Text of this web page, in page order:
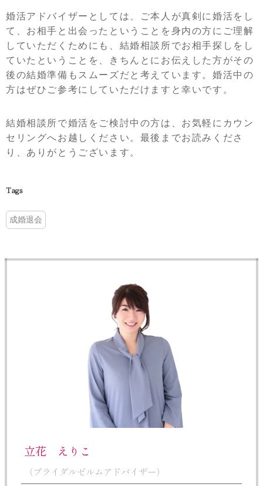
婚活アドバイザーとしては、ご本人が真剣に婚活をし
て、お相手と出会ったということを身内の方にご理解
していただくためにも、結婚相談所でお相手探しをし
ていたということを、きちんとにお伝えした方がその
後の結婚準備もスムーズだと考えています。婚活中の
方はぜひご参考にしていただけますと幸いです。
結婚相談所で婚活をご検討中の方は、お気軽にカウン
セリングへお越しください。最後までお読みくださ
り、ありがとうございます。
Tags
成婚退会
立花 えりこ
（ブライダルゼルムアドバイザー）